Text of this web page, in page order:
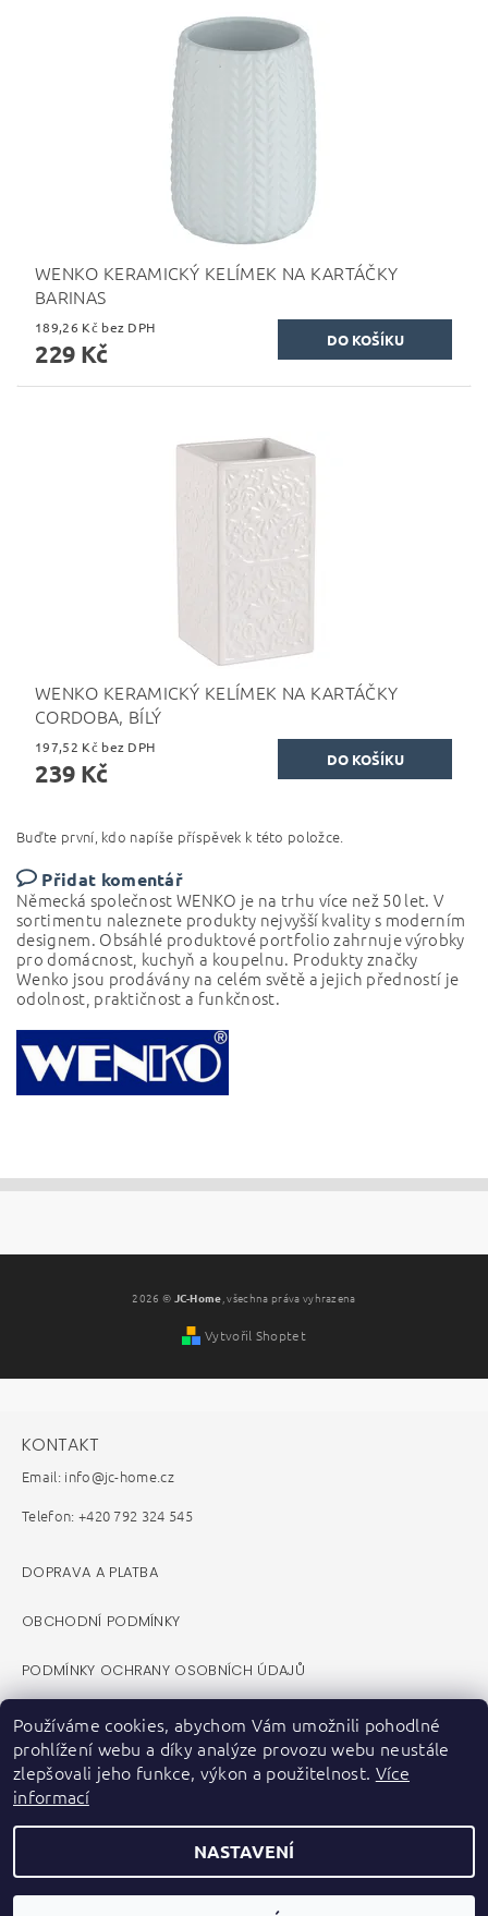
WENKO KERAMICKÝ KELÍMEK NA KARTÁČKY
BARINAS
189,26 Kč bez DPH
229 Kč
WENKO KERAMICKÝ KELÍMEK NA KARTÁČKY
CORDOBA, BÍLÝ
197,52 Kč bez DPH
239 Kč
Buďte první, kdo napíše příspěvek k této položce.
Přidat komentář
Německá společnost WENKO je na trhu více než 50 let. V
sortimentu naleznete produkty nejvyšší kvality s moderním
designem. Obsáhlé produktové portfoliozahrnuje výrobky
pro domácnost, kuchyň a koupelnu. Produkty značky
Wenko jsou prodávány na celém světě a jejich předností je
odolnost, praktičnost a funkčnost.
2026 © JC-Home , všechna práva vyhrazena
Vytvořil Shoptet
KONTAKT
Email: info@jc-home.cz
Telefon: +420 792 324 545
DOPRAVA A PLATBA
OBCHODNÍ PODMÍNKY
PODMÍNKY OCHRANY OSOBNÍCH ÚDAJŮ
REKLAMAČNÍ ŘÁD
VELKOOBCHOD B2B
Používáme cookies, abychom Vám umožnili pohodlné
prohlížení webu a díky analýze provozu webu neustále
zlepšovali jeho funkce, výkon a použitelnost. Více
informací
NASTAVENÍ